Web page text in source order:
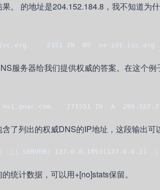
。 的地址是204.152.184.8，我不知道为
2351 IN  NS  ns-
服务器给我们提供权威的答案。在这个
171551 IN  A
了列出的权威DNS的IP地址，这段输出可
;; SERVER: 127.0.0.1#53(127.0.0.1)
统计数据，可以用+[no]stats保留。